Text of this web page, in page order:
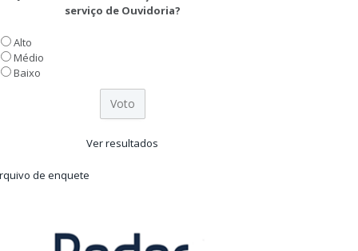
serviço de Ouvidoria?
Alto
Médio
Baixo
Ver resultados
de enquete